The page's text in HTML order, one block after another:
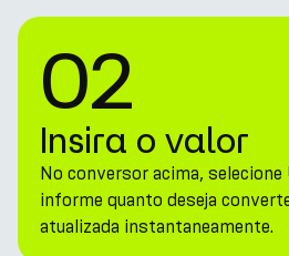
02
Insira o valor
No conversor acima, selecione
informe quanto deseja
atualizada instantaneamente.